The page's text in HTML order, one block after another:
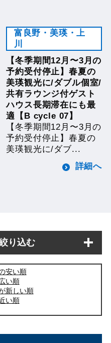
富良野・美瑛・上
川
【冬季期間12月〜3月の
予約受付停止】春夏の
美瑛観光に/ダブル個室/
共有ラウンジ付ゲスト
ハウス長期滞在にも最
適【B cycle 07】
【冬季期間12月〜3月の
予約受付停止】春夏の
美瑛観光に/ダブ...
詳細へ
り込む
安い順
い順
新しい順
い順